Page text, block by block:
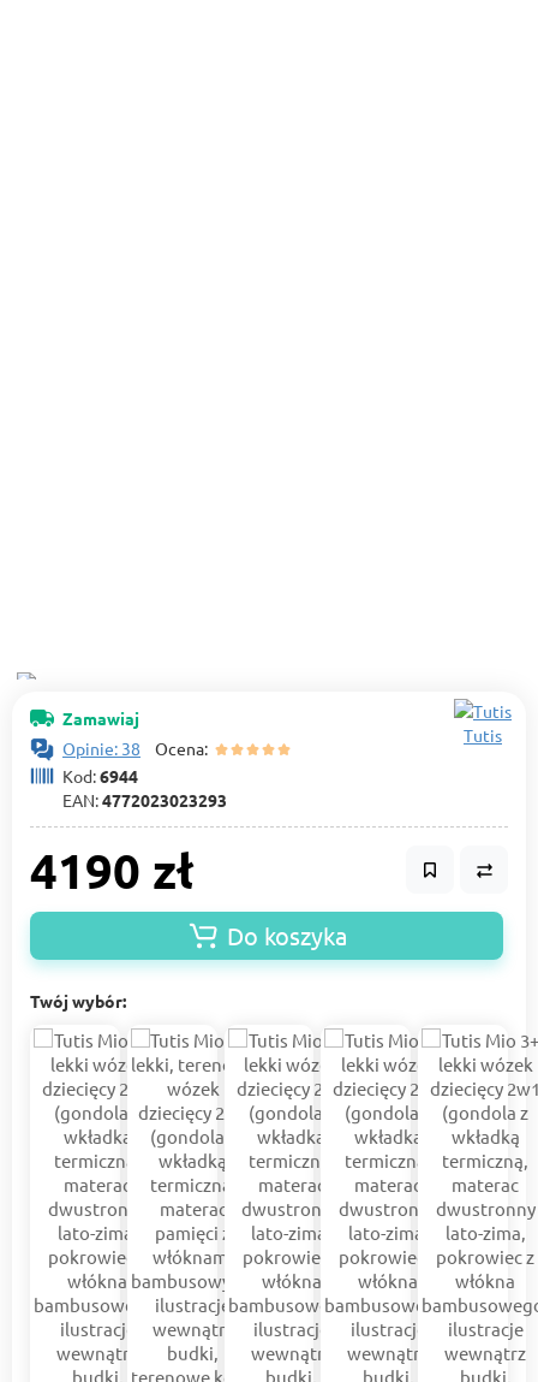
Zamawiaj
Opinie: 38 Ocena:
Kod:6944
EAN:4772023023293
Tutis
4190 zł
Do koszyka
Twój wybór: